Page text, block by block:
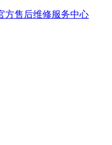
方售后维修服务中心